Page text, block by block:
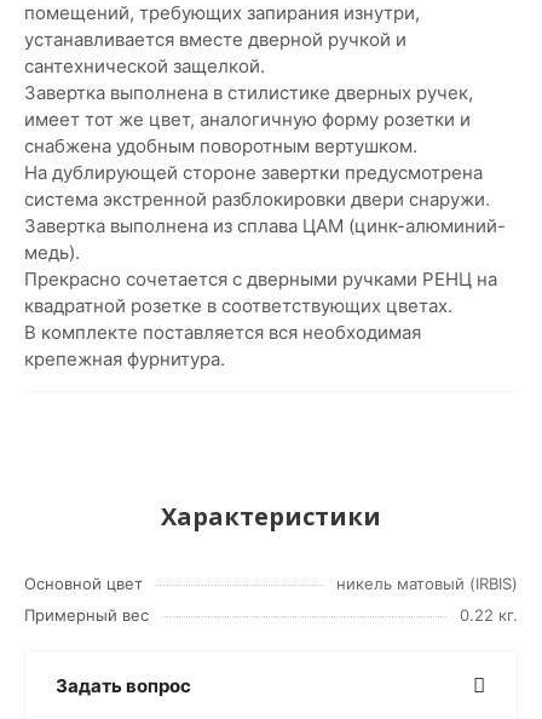
помещений, требующих запирания изнутри,
устанавливается вместе дверной ручкой и
сантехнической защелкой.
Завертка выполнена в стилистике дверных ручек,
имеет тот же цвет, аналогичную форму розетки и
снабжена удобным поворотным вертушком.
На дублирующей стороне завертки предусмотрена
система экстренной разблокировки двери снаружи.
Завертка выполнена из сплава ЦАМ (цинк-алюминий-
медь).
Прекрасно сочетается с дверными ручками РЕНЦ на
квадратной розетке в соответствующих цветах.
В комплекте поставляется вся необходимая
крепежная фурнитура.
Характеристики
Основной цвет
никель матовый (IRBIS)
Примерный вес
0.22 кг.
Задать вопрос